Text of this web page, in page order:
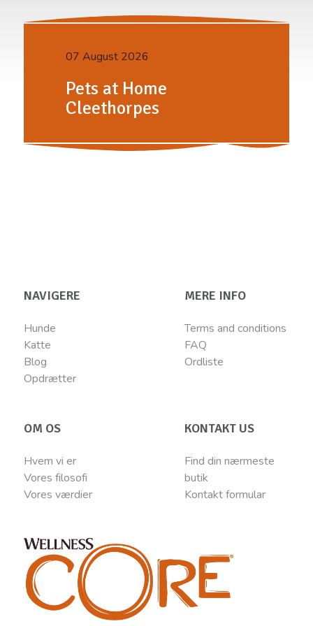
07 August 2026
Pets at Home
Cleethorpes
NAVIGERE
Hunde
Katte
Blog
Opdrætter
MERE INFO
Terms and conditions
FAQ
Ordliste
OM OS
Hvem vi er
Vores filosofi
Vores værdier
KONTAKT US
Find din nærmeste
butik
Kontaktformular